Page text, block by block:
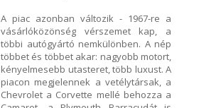
A piac azonban változik - 1967-re a
vásárlóközönség vérszemet kap, a
többi autógyártó nemkülönben. A nép
többet és többet akar: nagyobb motort,
kényelmesebb utasteret, több luxust. A
piacon megjelennek a vetélytársak, a
Chevrolet a Corvette mellé behozza a